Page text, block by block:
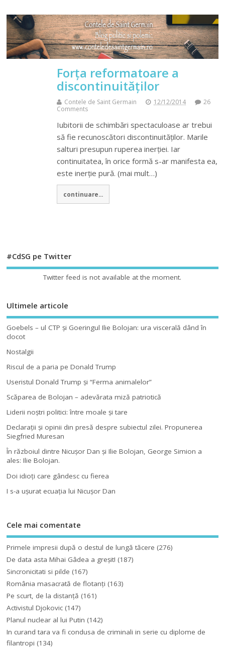
Forța reformatoare a
discontinuităților
Contele de Saint Germain 12/12/2014
26
Comments
Iubitorii de schimbări spectaculoase ar trebui
să fie recunoscători discontinuităților. Marile
salturi presupun ruperea inerției. Iar
continuitatea, în orice formă s-ar manifesta ea,
este inerție pură. (mai mult…)
continuare...
#CdSG pe Twitter
Twitter feed is not available at the moment.
Ultimele articole
Goebels – ul CTP şi Goeringul Ilie Bolojan: ura viscerală dând în
clocot
Nostalgii
Riscul de a paria pe Donald Trump
Useristul Donald Trump şi “Ferma animalelor”
Scăparea de Bolojan – adevărata miză patriotică
Liderii noştri politici: între moale şi tare
Declaraţii şi opinii din presă despre subiectul zilei. Propunerea
Siegfried Muresan
În războiul dintre Nicuşor Dan şi Ilie Bolojan, George Simion a
ales: Ilie Bolojan.
Doi idioţi care gândesc cu fierea
I s-a uşurat ecuaţia lui Nicuşor Dan
Cele mai comentate
Primele impresii după o destul de lungă tăcere (276)
De data asta Mihai Gâdea a greşit! (187)
Sincronicitati si pilde (167)
România masacrată de flotanţi (163)
Pe scurt, de la distanță (161)
Activistul Djokovic (147)
Planul nuclear al lui Putin (142)
In curand tara va fi condusa de criminali in serie cu diplome de
filantropi (134)